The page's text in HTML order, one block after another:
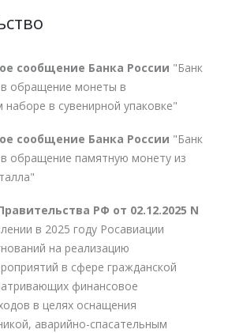
сообщение Банка России "Банк
в обращение монеты в
наборе в сувенирной упаковке"
сообщение Банка России "Банк
обращение памятную монету из
РФ от 02.12.2025 N
в 2025 году Росавиации
на реализацию
в сфере гражданской
финансовое
в целях оснащения
аварийно-спасательным